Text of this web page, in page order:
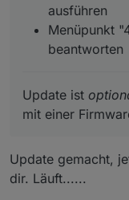
ausführen
Menüpunkt
beantworten
Update ist
mit einer
Update gemacht,
dir. Läuft......